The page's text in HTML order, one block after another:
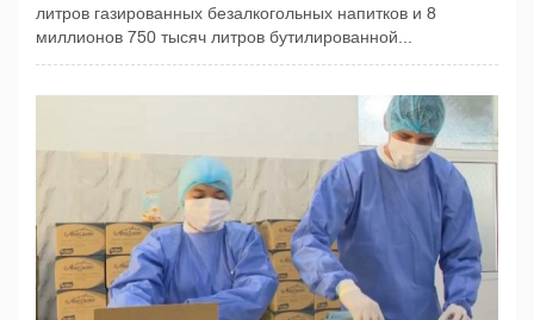
литров газированных безалкогольных напитков и 8
миллионов 750 тысяч литров бутилированной...